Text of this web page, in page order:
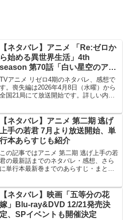
【ネタバレ】アニメ 「Re:ゼロか
ら始める異世界生活」4th
season 第70話「白い星空のアス
テリズム」のネタバレ、感想
TVアニメ リゼロ4期のネタバレ、感想で
す。喪失編は2026年4月8日（水曜）から
全国21局にて放送開始です。詳しい内容
す。前回の記事はこちらです。第70話
「白い星...
【ネタバレ】アニメ 第二期 逃げ
上手の若君 7月より放送開始、単
行本あらすじも紹介
この記事ではアニメ 第二期 逃げ上手の若
君の最新話までのネタバレ・感想、さら
に単行本最新巻までのあらすじ・まとめ
ニメ 第十三回（第二期 第一回）のネタバ
レ、感想を...
【ネタバレ】映画「五等分の花
嫁」Blu-ray&DVD 12/21発売決
定、SPイベントも開催決定